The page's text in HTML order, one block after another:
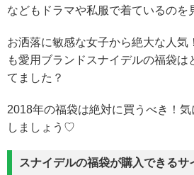
などもドラマや私服で着ているの
お洒落に敏感な女子から絶大な人気
も愛用ブランドスナイデルの福袋は
てました？
2018年の福袋は絶対に買うべき！
しましょう♡
スナイデルの福袋が購入できるサ